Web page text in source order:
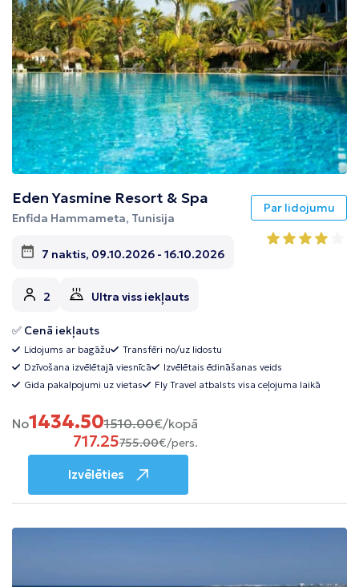
Eden Yasmine Resort & Spa
Enfida Hammameta, Tunisija
7 naktis, 09.10.2026 - 16.10.2026
2 Ultra viss iekļauts
✅ Cenā iekļauts
Lidojums ar bagāžu
Transfēri no/uz lidostu
Dzīvošana izvēlētajā viesnīcā
Izvēlētais ēdināšanas veids
Gida pakalpojumi uz vietas
Fly Travel atbalsts visa ceļojuma laikā
Par lidojumu
No1434.501510.00€/kopā
717.25755.00€/pers.
Izvēlēties